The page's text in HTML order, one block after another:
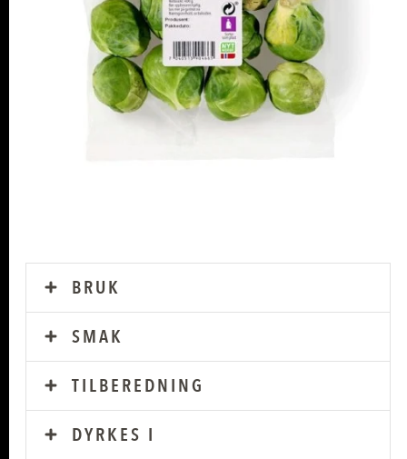
BRUK
SMAK
TILBEREDNING
DYRKES I